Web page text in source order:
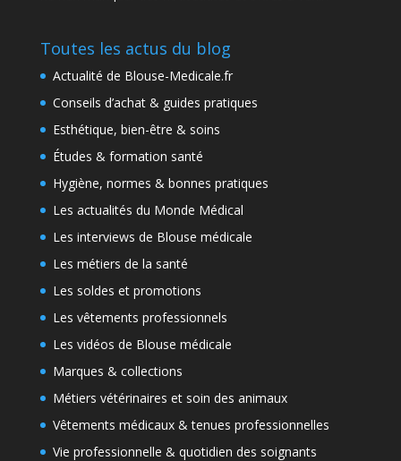
Toutes les actus du blog
Actualité de Blouse-Medicale.fr
Conseils d’achat & guides pratiques
Esthétique, bien-être & soins
Études & formation santé
Hygiène, normes & bonnes pratiques
Les actualités du Monde Médical
Les interviews de Blouse médicale
Les métiers de la santé
Les soldes et promotions
Les vêtements professionnels
Les vidéos de Blouse médicale
Marques & collections
Métiers vétérinaires et soin des animaux
Vêtements médicaux & tenues professionnelles
Vie professionnelle & quotidien des soignants